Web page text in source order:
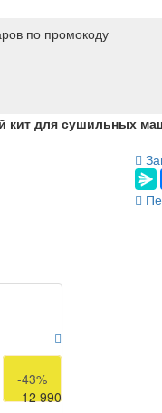
по промокоду
кит для сушильных
22 990
-43%
12 990